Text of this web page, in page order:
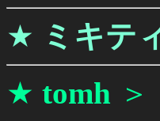
★ ミキテ
★ tomh ＞